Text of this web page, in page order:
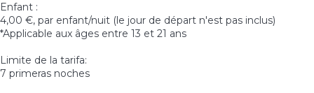
Enfant :
4,00 €, par enfant/nuit (le jour de départ n'est pas inclus)
*Applicable aux âges entre 13 et 21 ans
Limite de la tarifa:
7 primeras noches